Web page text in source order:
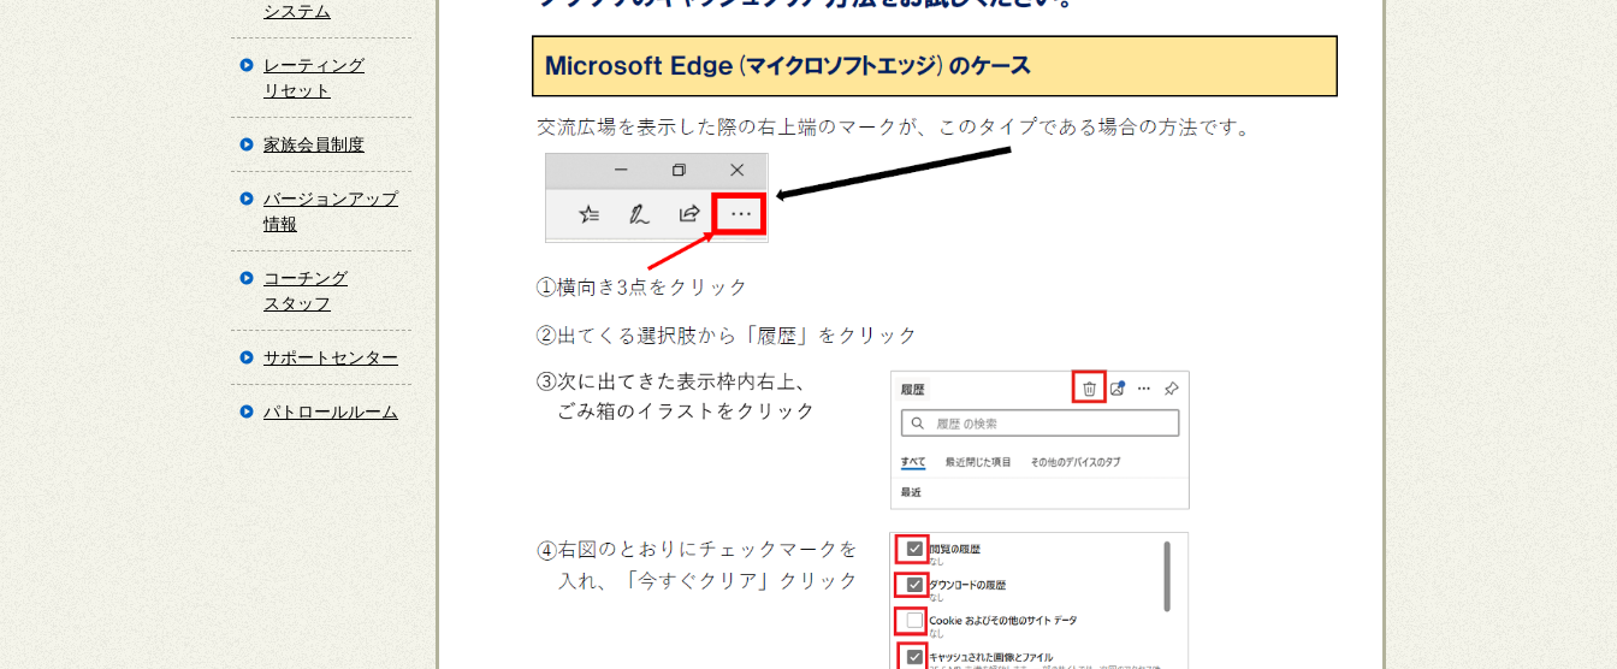
システム
レーティング
リセット
家族会員制度
バージョンアップ
情報
コーチング
スタッフ
サポートセンター
パトロールルーム